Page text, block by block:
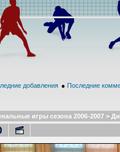
добавления ● Последние
игры сезона 2006-2007 >